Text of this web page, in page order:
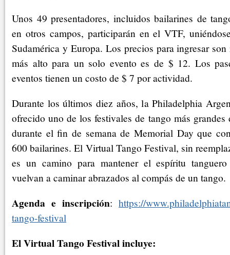
Unos 49 presentadores, incluidos bailarines de
en otros campos, participarán en el VTF,
Sudamérica y Europa. Los precios para ingresar
más alto para un solo evento es de $ 12. Los
eventos tienen un costo de $ 7 por actividad.
Durante los últimos diez años, la Philadelphia
ofrecido uno de los festivales de tango más grandes
durante el fin de semana de Memorial Day que
600 bailarines. El Virtual Tango Festival, sin
es un camino para mantener el espíritu
vuelvan a caminar abrazados al compás de un tango.
Agenda e inscripción: https://
tango-festival
El Virtual Tango Festival incluye: